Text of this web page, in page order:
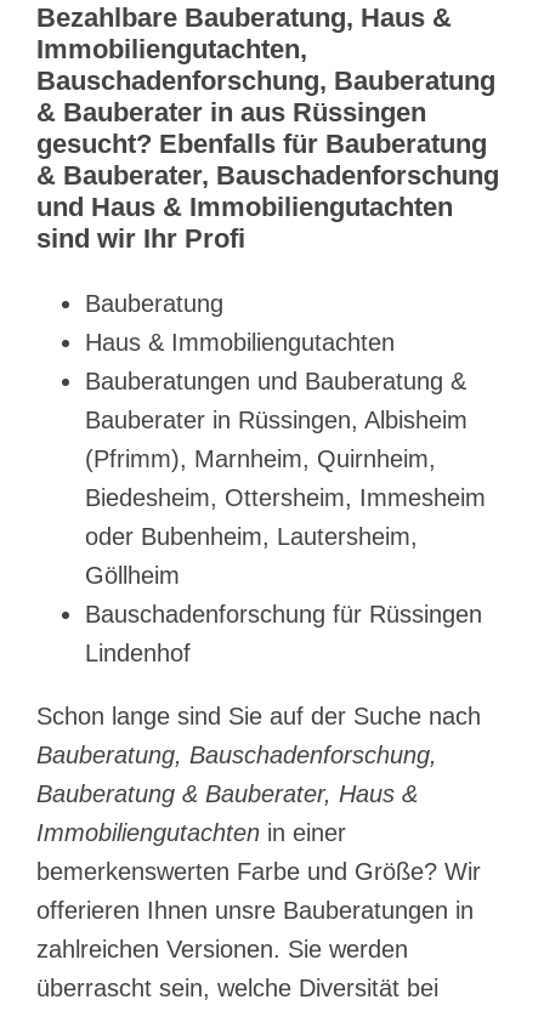
Bezahlbare Bauberatung, Haus &
Immobiliengutachten,
Bauschadenforschung, Bauberatung
& Bauberater in aus Rüssingen
gesucht? Ebenfalls für Bauberatung
& Bauberater, Bauschadenforschung
und Haus & Immobiliengutachten
sind wir Ihr Profi
Bauberatung
Haus & Immobiliengutachten
Bauberatungen und Bauberatung &
Bauberater in Rüssingen, Albisheim
(Pfrimm), Marnheim, Quirnheim,
Biedesheim, Ottersheim, Immesheim
oder Bubenheim, Lautersheim,
Göllheim
Bauschadenforschung für Rüssingen
Lindenhof
Schon lange sind Sie auf der Suche nach
Bauberatung, Bauschadenforschung,
Bauberatung & Bauberater, Haus &
Immobiliengutachten in einer
bemerkenswerten Farbe und Größe? Wir
offerieren Ihnen unsre Bauberatungen in
zahlreichen Versionen. Sie werden
überrascht sein, welche Diversität bei